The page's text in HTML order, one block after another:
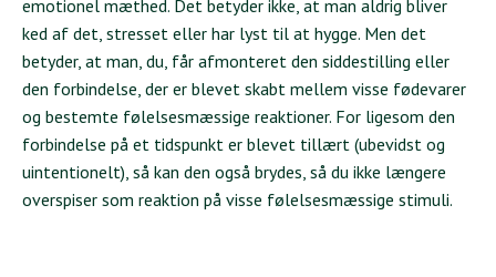
emotionel mæthed. Det betyder ikke, at man aldrig bliver
ked af det, stresset eller har lyst til at hygge. Men det
betyder, at man, du, får afmonteret den siddestilling eller
den forbindelse, der er blevet skabt mellem visse fødevarer
og bestemte følelsesmæssige reaktioner. For ligesom den
forbindelse på et tidspunkt er blevet tillært (ubevidst og
uintentionelt), så kan den også brydes, så du ikke længere
overspiser som reaktion på visse følelsesmæssige stimuli.